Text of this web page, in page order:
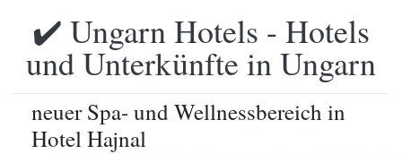
✔️ Ungarn Hotels - Hotels
und Unterkünfte in Ungarn
neuer Spa- und Wellnessbereich in
Hotel Hajnal